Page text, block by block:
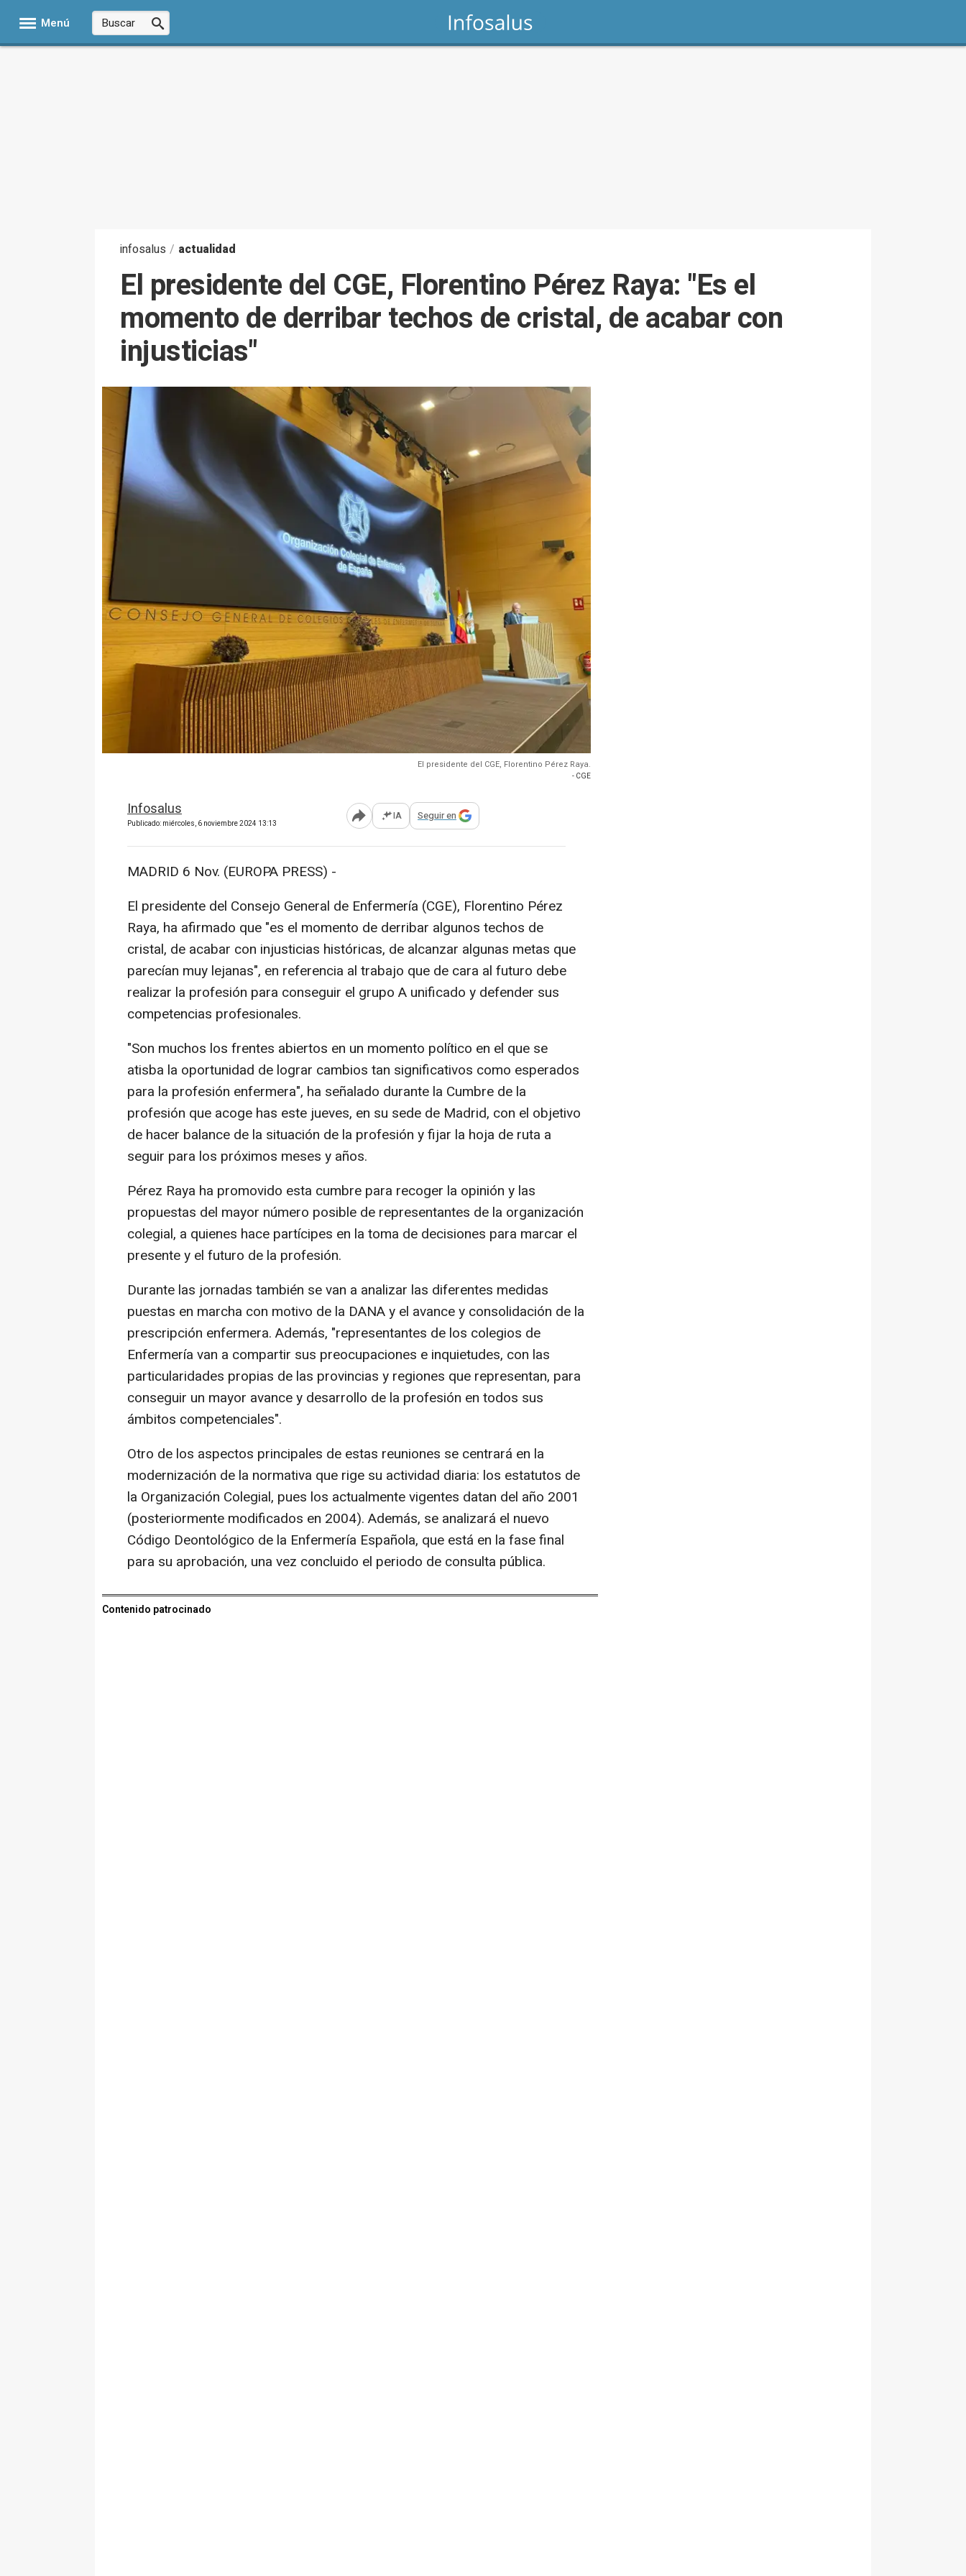
Menú
infosalus / actualidad
El presidente del CGE, Florentino Pérez Raya: "Es el
momento de derribar techos de cristal, de acabar con
injusticias"
El presidente del CGE, Florentino Pérez Raya.
- CGE
Infosalus
Publicado: miércoles, 6 noviembre 2024 13:13 Abrir opciones para compartir
IA Seguir en
MADRID 6 Nov. (EUROPA PRESS) -
El presidente del Consejo General de Enfermería (CGE), Florentino Pérez
Raya, ha afirmado que "es el momento de derribar algunos techos de
cristal, de acabar con injusticias históricas, de alcanzar algunas metas que
parecían muy lejanas", en referencia al trabajo que de cara al futuro debe
realizar la profesión para conseguir el grupo A unificado y defender sus
competencias profesionales.
"Son muchos los frentes abiertos en un momento político en el que se
atisba la oportunidad de lograr cambios tan significativos como esperados
para la profesión enfermera", ha señalado durante la Cumbre de la
profesión que acoge has este jueves, en su sede de Madrid, con el objetivo
de hacer balance de la situación de la profesión y fijar la hoja de ruta a
seguir para los próximos meses y años.
Pérez Raya ha promovido esta cumbre para recoger la opinión y las
propuestas del mayor número posible de representantes de la organización
colegial, a quienes hace partícipes en la toma de decisiones para marcar el
presente y el futuro de la profesión.
Durante las jornadas también se van a analizar las diferentes medidas
puestas en marcha con motivo de la DANA y el avance y consolidación de la
prescripción enfermera. Además, "representantes de los colegios de
Enfermería van a compartir sus preocupaciones e inquietudes, con las
particularidades propias de las provincias y regiones que representan, para
conseguir un mayor avance y desarrollo de la profesión en todos sus
ámbitos competenciales".
Otro de los aspectos principales de estas reuniones se centrará en la
modernización de la normativa que rige su actividad diaria: los estatutos de
la Organización Colegial, pues los actualmente vigentes datan del año 2001
(posteriormente modificados en 2004). Además, se analizará el nuevo
Código Deontológico de la Enfermería Española, que está en la fase final
para su aprobación, una vez concluido el periodo de consulta pública.
Contenido patrocinado